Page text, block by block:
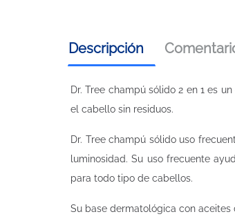
Descripción
Dr. Tree champú sólido 2 en 1 es
el cabello sin residuos.
Dr. Tree champú sólido uso
luminosidad. Su uso frecuente
para todo tipo de cabellos.
Su base dermatológica con